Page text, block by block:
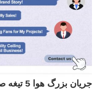
جریان